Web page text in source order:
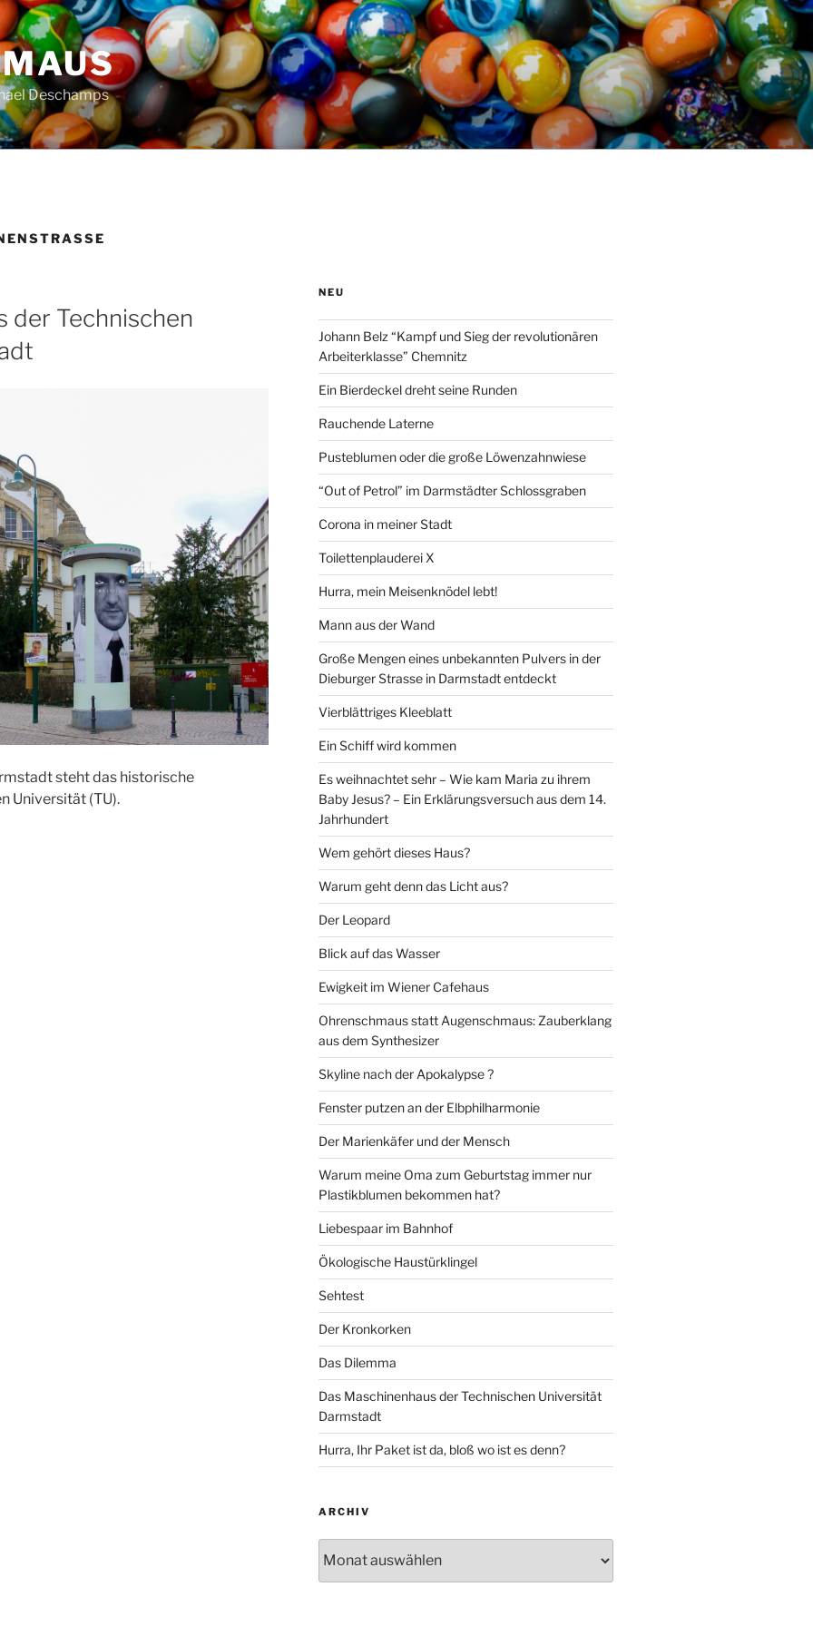
Deschamps
der Technischen
steht das historische
Universität (TU).
NEU
Johann Belz “Kampf und Sieg der revolutionären
Arbeiterklasse” Chemnitz
Ein Bierdeckel dreht seine Runden
Rauchende Laterne
Pusteblumen oder die große Löwenzahnwiese
“Out of Petrol” im Darmstädter Schlossgraben
Corona in meiner Stadt
Toilettenplauderei X
Hurra, mein Meisenknödel lebt!
Mann aus der Wand
Große Mengen eines unbekannten Pulvers in der
Dieburger Strasse in Darmstadt entdeckt
Vierblättriges Kleeblatt
Ein Schiff wird kommen
Es weihnachtet sehr – Wie kam Maria zu ihrem
Baby Jesus? – Ein Erklärungsversuch aus dem 14.
Jahrhundert
Wem gehört dieses Haus?
Warum geht denn das Licht aus?
Der Leopard
Blick auf das Wasser
Ewigkeit im Wiener Cafehaus
Ohrenschmaus statt Augenschmaus: Zauberklang
aus dem Synthesizer
Skyline nach der Apokalypse ?
Fenster putzen an der Elbphilharmonie
Der Marienkäfer und der Mensch
Warum meine Oma zum Geburtstag immer nur
Plastikblumen bekommen hat?
Liebespaar im Bahnhof
Ökologische Haustürklingel
Sehtest
Der Kronkorken
Das Dilemma
Das Maschinenhaus der Technischen Universität
Darmstadt
Hurra, Ihr Paket ist da, bloß wo ist es denn?
ARCHIV